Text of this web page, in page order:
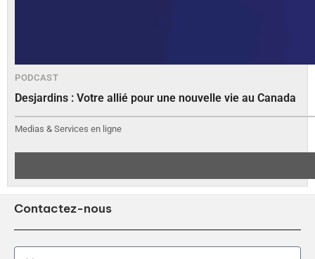
PODCAST
Desjardins : Votre allié pour une nouvelle vie au Canada
Medias & Services en ligne
Contactez-nous